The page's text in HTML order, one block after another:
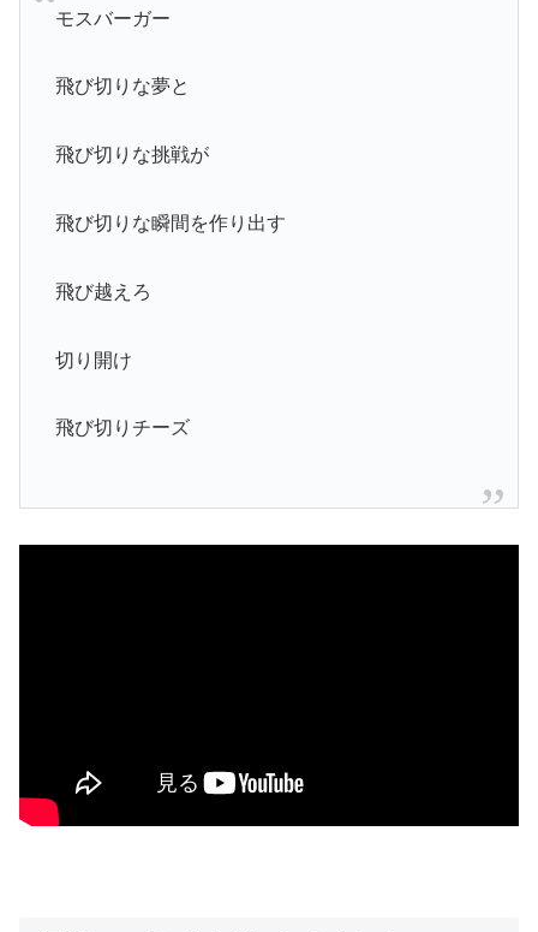
モスバーガー
飛び切りな夢と
飛び切りな挑戦が
飛び切りな瞬間を作り出す
飛び越えろ
切り開け
飛び切りチーズ